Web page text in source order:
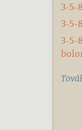
3-5-
3-5-
3-5-